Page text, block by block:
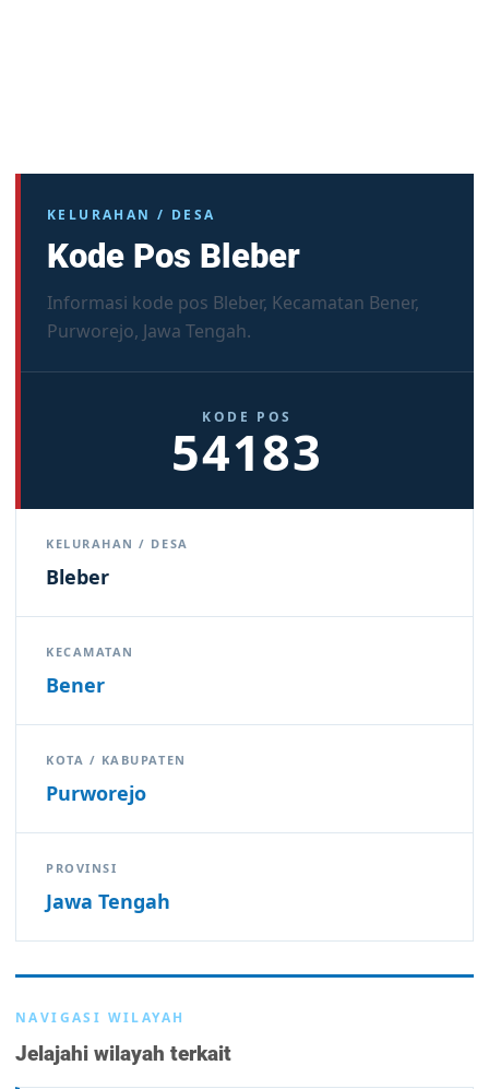
KELURAHAN / DESA
Kode Pos Bleber
Informasi kode pos Bleber, Kecamatan Bener,
Purworejo, Jawa Tengah.
KODE POS
54183
KELURAHAN / DESA
Bleber
KECAMATAN
Bener
KOTA / KABUPATEN
Purworejo
PROVINSI
Jawa Tengah
NAVIGASI WILAYAH
Jelajahi wilayah terkait